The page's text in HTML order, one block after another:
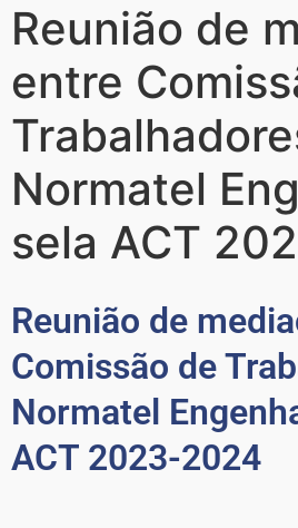
Reunião de
entre
Normatel
sela ACT
Reunião de
Comissão de
Normatel
ACT 2023-2024